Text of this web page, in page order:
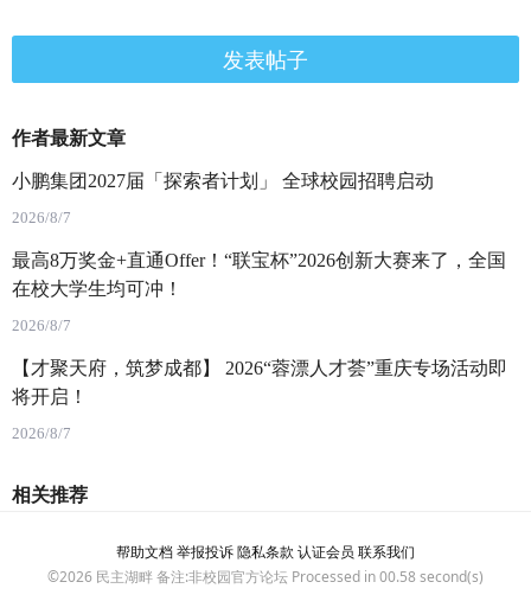
发表帖子
作者最新文章
小鹏集团2027届「探索者计划」 全球校园招聘启动
2026/8/7
最高8万奖金+直通Offer！“联宝杯”2026创新大赛来了，全国
在校大学生均可冲！
2026/8/7
【才聚天府，筑梦成都】 2026“蓉漂人才荟”重庆专场活动即
将开启！
2026/8/7
相关推荐
帮助文档举报投诉隐私条款 认证会员 联系我们
©2026 民主湖畔备注:非校园官方论坛 Processed in 00.58 second(s)